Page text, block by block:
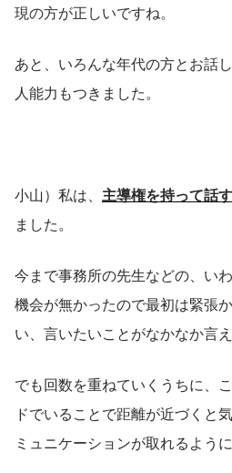
現の方が正しいですね。
あと、いろんな年代の方とお話
人能力もつきました。
小山）私は、 主導権を持って話
ました。
今まで事務所の先生などの、い
機会が無かったので最初は緊張
い、言いたいことがなかなか言
でも回数を重ねていくうちに、
ドでいることで距離が近づくと
ミュニケーションが取れるよう